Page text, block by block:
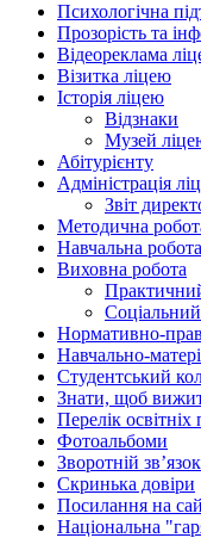
Психологічна
Прозорість та
Відеореклама
Візитка ліцею
Історія ліцею
Відзнаки
Музей
Абітурієнту
Адміністрація
Звіт
Методична
Навчальна робота
Виховна робота
Нормативно-
Навчально-
Студентський
Знати, щоб
Перелік освітніх
Фотоальбоми
Зворотній зв’язок
Скринька довіри
Посилання на
Національна